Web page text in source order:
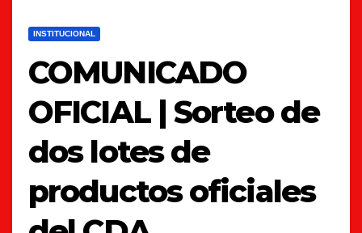
INSTITUCIONAL
COMUNICADO
OFICIAL | Sorteo de
dos lotes de
productos oficiales